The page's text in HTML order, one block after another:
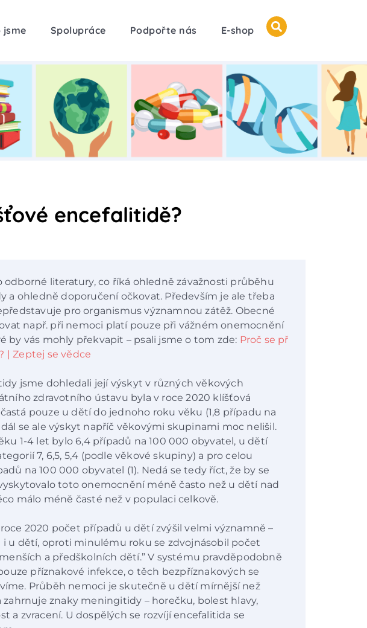
jsme Spolupráce Podpořte nás E-shop
encefalitidě?
odborné literatury, co říká ohledně závažnosti průběhu
a ohledně doporučení očkovat. Především je ale třeba
pro organismus významnou zátěž. Obecné
např. při nemoci platí pouze při vážném onemocnění
by vás mohly překvapit – psali jsme o tom zde: Proč se př
| Zeptej se vědce
jsme dohledali její výskyt v různých věkových
zdravotního ústavu byla v roce 2020 klíšťová
pouze u dětí do jednoho roku věku (1,8 případu na
se ale výskyt napříč věkovými skupinami moc nelišil.
1-4 let bylo 6,4 případů na 100 000 obyvatel, u dětí
7, 6,5, 5,4 (podle věkové skupiny) a pro celou
na 100 000 obyvatel (1). Nedá se tedy říct, že by se
toto onemocnění méně často než u dětí nad
málo méně časté než v populaci celkově.
roce 2020 počet případů u dětí zvýšil velmi významně –
i u dětí, oproti minulému roku se zdvojnásobil počet
a předškolních dětí.” V systému pravděpodobně
příznakové infekce, o těch bezpříznakových se
Průběh nemoci je skutečně u dětí mírnější než
zahrnuje znaky meningitidy – horečku, bolest hlavy,
a zvracení. U dospělých se rozvíjí encefalitida se